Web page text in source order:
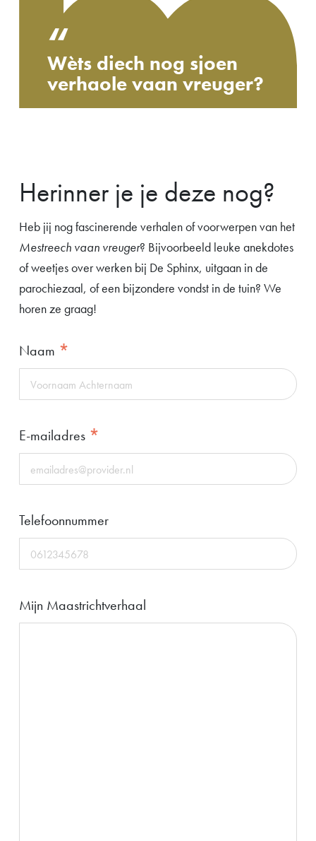
Herinner je je deze nog?
Heb jij nog fascinerende verhalen of voorwerpen van het
Mestreech vaan vreuger? Bijvoorbeeld leuke anekdotes
of weetjes over werken bij De Sphinx, uitgaan in de
parochiezaal, of een bijzondere vondst in de tuin? We
horen ze graag!
Naam *
E-mailadres *
Telefoonnummer
Mijn Maastrichtverhaal
“
Wèts diech nog sjoen
verhaole vaan vreuger?